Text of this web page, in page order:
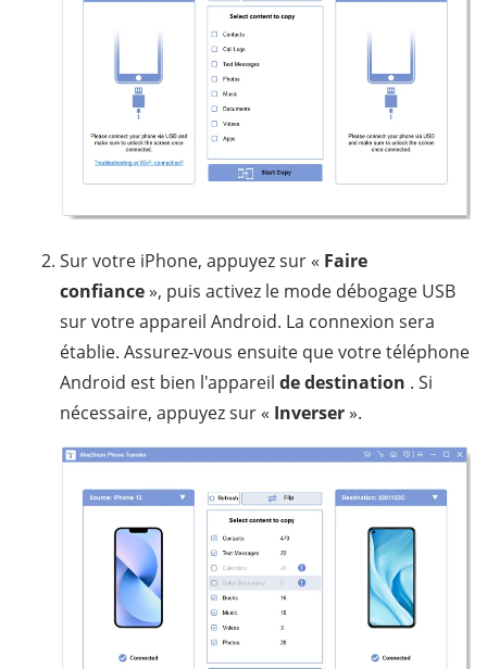
Sur votre iPhone, appuyez sur « Faire
confiance», puis activez le mode débogage USB
sur votre appareil Android. La connexion sera
établie. Assurez-vous ensuite que votre téléphone
Android est bien l'appareil de destination . Si
nécessaire, appuyez sur « Inverser».